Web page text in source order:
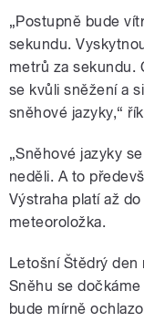
„Postupně bude
sekundu.
metrů za sekundu.
se kvůli sněžení a
sněhové jazyky,“
„Sněhové jazyky
neděli. A to
Výstraha platí až
meteoroložka.
Letošní Štědrý
Sněhu se
bude mírně